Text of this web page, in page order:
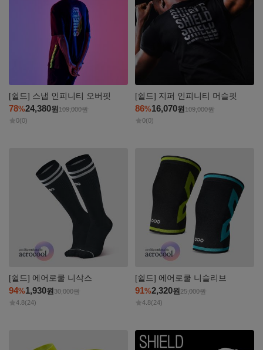
[쉴드] 스냅 인피니티 오버핏
78%24,380원109,000원
0(0)
[쉴드] 지퍼 인피니티 머슬핏
86%16,070원109,000원
0(0)
[쉴드] 에어로쿨 니삭스
94%1,930원30,000원
4.8(24)
[쉴드] 에어로쿨 니슬리브
91%2,320원25,000원
4.8(24)
자세히
보기